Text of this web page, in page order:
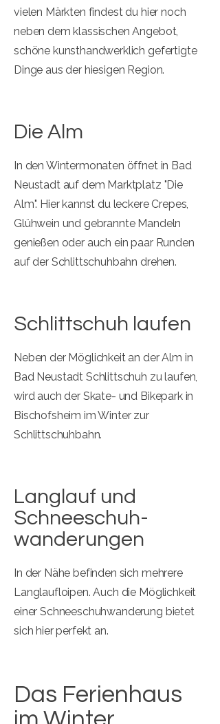
vielen Märkten findest du hier noch
neben dem klassischen Angebot,
schöne kunsthandwerklich gefertigte
Dinge aus der hiesigen Region.
Die Alm
In den Wintermonaten öffnet in Bad
Neustadt auf dem Marktplatz "Die
Alm". Hier kannst du leckere Crepes,
Glühwein und gebrannte Mandeln
genießen oder auch ein paar Runden
auf der Schlittschuhbahn drehen.
Schlittschuh laufen
Neben der Möglichkeit an der Alm in
Bad Neustadt Schlittschuh zu laufen,
wird auch der Skate- und Bikepark in
Bischofsheim im Winter zur
Schlittschuhbahn.
Langlauf und
Schneeschuh-
wanderungen
In der Nähe befinden sich mehrere
Langlaufloipen. Auch die Möglichkeit
einer Schneeschuhwanderung bietet
sich hier perfekt an.
Das Ferienhaus